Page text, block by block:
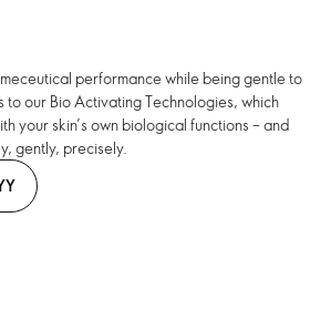
performance while being gentle to
to our Bio Activating Technologies, which
your skin’s own biological functions – and
gently, precisely.